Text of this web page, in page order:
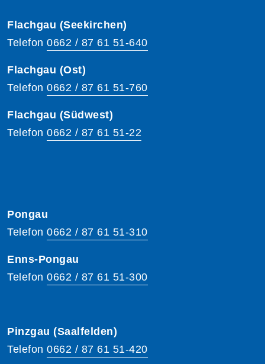
Flachgau (Seekirchen)
Telefon 0662 / 87 61 51-640
Flachgau (Ost)
Telefon 0662 / 87 61 51-760
Flachgau (Südwest)
Telefon 0662 / 87 61 51-22
Pongau
Telefon 0662 / 87 61 51-310
Enns-Pongau
Telefon 0662 / 87 61 51-300
Pinzgau (Saalfelden)
Telefon 0662 / 87 61 51-420